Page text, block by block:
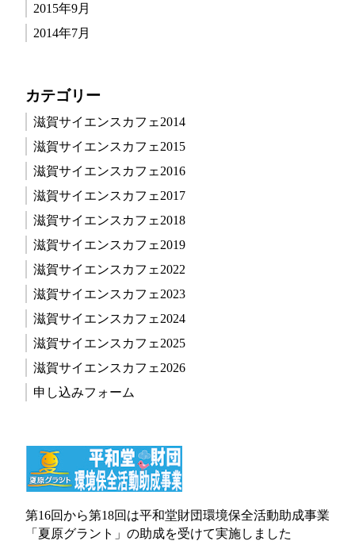
2015年9月
2014年7月
カテゴリー
滋賀サイエンスカフェ2014
滋賀サイエンスカフェ2015
滋賀サイエンスカフェ2016
滋賀サイエンスカフェ2017
滋賀サイエンスカフェ2018
滋賀サイエンスカフェ2019
滋賀サイエンスカフェ2022
滋賀サイエンスカフェ2023
滋賀サイエンスカフェ2024
滋賀サイエンスカフェ2025
滋賀サイエンスカフェ2026
申し込みフォーム
第16回から第18回は平和堂財団環境保全活動助成事業
「夏原グラント」の助成を受けて実施しました